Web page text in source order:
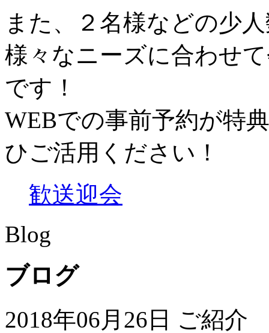
また、２名様などの少
様々なニーズに合わせ
です！
WEBでの事前予約が特
ひご活用ください！
歓送迎会
Blog
ブログ
2018年06月26日 ご紹介